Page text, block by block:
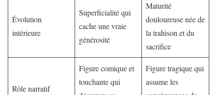
Évolution
intérieure
Superficialité qui
cache une vraie
générosité
Maturité
douloureuse née de
la trahison et du
sacrifice
Rôle narratif
Figure comique et
touchante qui
Figure tragique qui
assume les